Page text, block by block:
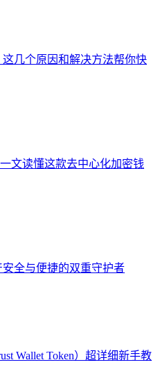
几个原因和解决方法帮你快
文读懂这款去中心化加密钱
全与便捷的双重守护者
Wallet Token）超详细新手教